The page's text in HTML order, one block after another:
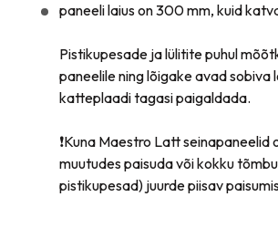
paneeli laius on 300 mm, kuid
Pistikupesade ja lülitite puhul
paneelile ning lõigake avad
katteplaadi tagasi paigaldada.
❗Kuna Maestro Latt
muutudes paisuda või kokku
pistikupesad) juurde piisav